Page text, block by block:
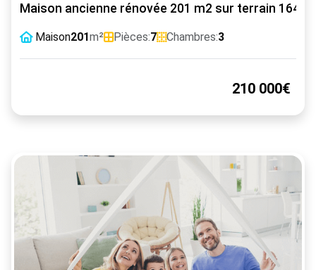
Maison ancienne rénovée 201 m2 sur terrain 1648
Maison201m² Pièces:7 Chambres:3
210 000€